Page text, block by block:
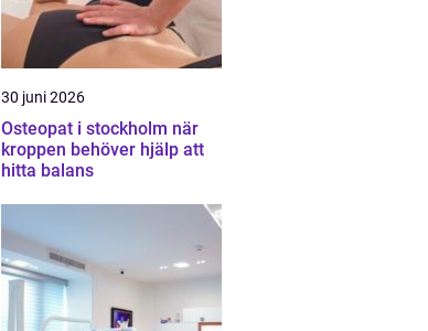
30 juni 2026
Osteopat i stockholm när
kroppen behöver hjälp att
hitta balans